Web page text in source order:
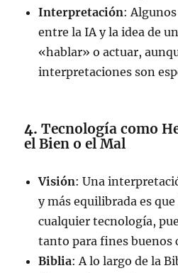
Interpretación:
entre la IA y la idea de
«hablar» o actuar,
interpretaciones son
4.Tecnología como
el Bien o el Mal
Visión: Una
y más equilibrada es
cualquier tecnología,
tanto para fines buenos
Biblia: A lo largo de la